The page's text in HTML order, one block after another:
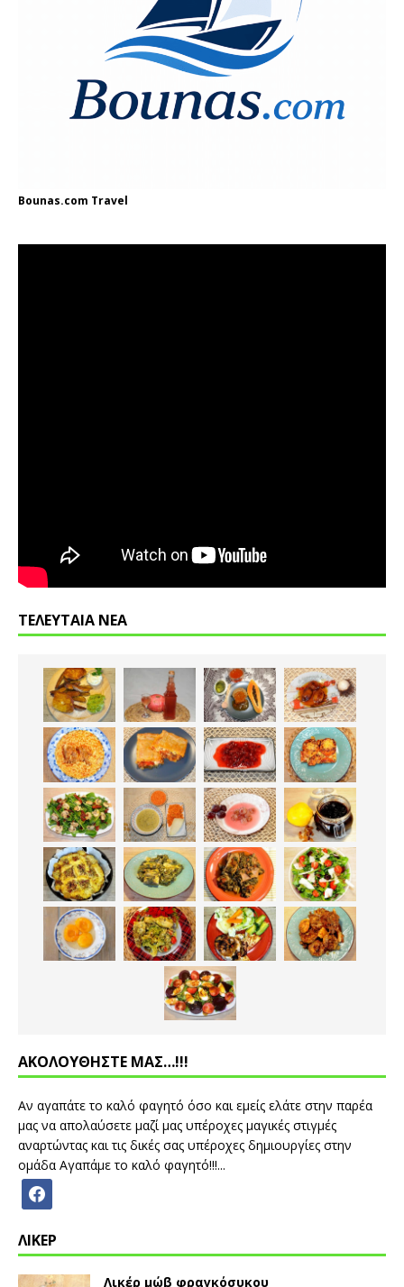
Bounas.com Travel
ΤΕΛΕΥΤΑΙΑ ΝΕΑ
ΑΚΟΛΟΥΘΗΣΤΕ ΜΑΣ…!!!
Αν αγαπάτε το καλό φαγητό όσο και εμείς ελάτε στην παρέα
μας να απολαύσετε μαζί μας υπέροχες μαγικές στιγμές
αναρτώντας και τις δικές σας υπέροχες δημιουργίες στην
ομάδα Αγαπάμε το καλό φαγητό!!!...
ΛΙΚΕΡ
Λικέρ μώβ φραγκόσυκου